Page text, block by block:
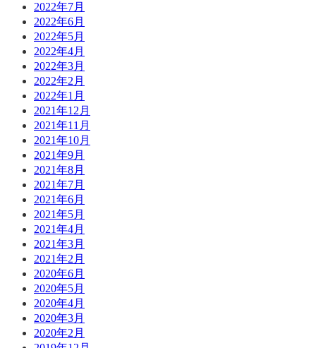
2022年7月
2022年6月
2022年5月
2022年4月
2022年3月
2022年2月
2022年1月
2021年12月
2021年11月
2021年10月
2021年9月
2021年8月
2021年7月
2021年6月
2021年5月
2021年4月
2021年3月
2021年2月
2020年6月
2020年5月
2020年4月
2020年3月
2020年2月